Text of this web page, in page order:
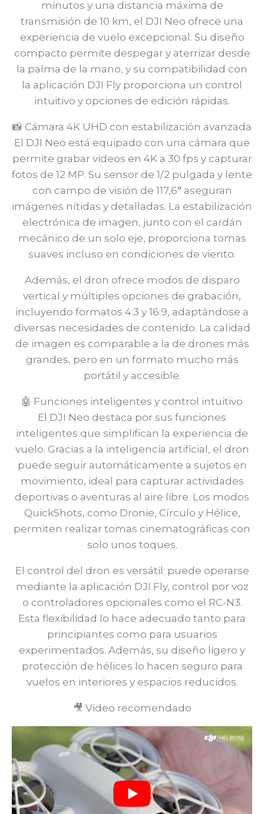
minutos y una distancia máxima de
transmisión de 10 km, el DJI Neo ofrece una
experiencia de vuelo excepcional. Su diseño
compacto permite despegar y aterrizar desde
la palma de la mano, y su compatibilidad con
la aplicación DJI Fly proporciona un control
intuitivo y opciones de edición rápidas.
📸 Cámara 4K UHD con estabilización avanzada
El DJI Neo está equipado con una cámara que
permite grabar videos en 4K a 30 fps y capturar
fotos de 12 MP. Su sensor de 1/2 pulgada y lente
con campo de visión de 117,6° aseguran
imágenes nítidas y detalladas. La estabilización
electrónica de imagen, junto con el cardán
mecánico de un solo eje, proporciona tomas
suaves incluso en condiciones de viento.
Además, el dron ofrece modos de disparo
vertical y múltiples opciones de grabación,
incluyendo formatos 4:3 y 16:9, adaptándose a
diversas necesidades de contenido. La calidad
de imagen es comparable a la de drones más
grandes, pero en un formato mucho más
portátil y accesible.
🤖 Funciones inteligentes y control intuitivo
El DJI Neo destaca por sus funciones
inteligentes que simplifican la experiencia de
vuelo. Gracias a la inteligencia artificial, el dron
puede seguir automáticamente a sujetos en
movimiento, ideal para capturar actividades
deportivas o aventuras al aire libre. Los modos
QuickShots, como Dronie, Círculo y Hélice,
permiten realizar tomas cinematográficas con
solo unos toques.
El control del dron es versátil: puede operarse
mediante la aplicación DJI Fly, control por voz
o controladores opcionales como el RC-N3.
Esta flexibilidad lo hace adecuado tanto para
principiantes como para usuarios
experimentados. Además, su diseño ligero y
protección de hélices lo hacen seguro para
vuelos en interiores y espacios reducidos.
🎥 Video recomendado